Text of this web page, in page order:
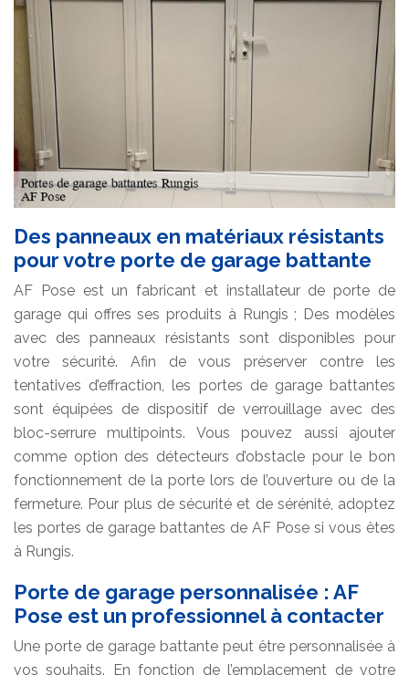
Des panneaux en matériaux résistants
pour votre porte de garage battante
AF Pose est un fabricant et installateur de porte de
garage qui offres ses produits à Rungis ; Des modèles
avec des panneaux résistants sont disponibles pour
votre sécurité. Afin de vous préserver contre les
tentatives d’effraction, les portes de garage battantes
sont équipées de dispositif de verrouillage avec des
bloc-serrure multipoints. Vous pouvez aussi ajouter
comme option des détecteurs d’obstacle pour le bon
fonctionnement de la porte lors de l’ouverture ou de la
fermeture. Pour plus de sécurité et de sérénité, adoptez
les portes de garage battantes de AF Pose si vous êtes
à Rungis.
Porte de garage personnalisée : AF
Pose est un professionnel à contacter
Une porte de garage battante peut être personnalisée à
vos souhaits. En fonction de l’emplacement de votre